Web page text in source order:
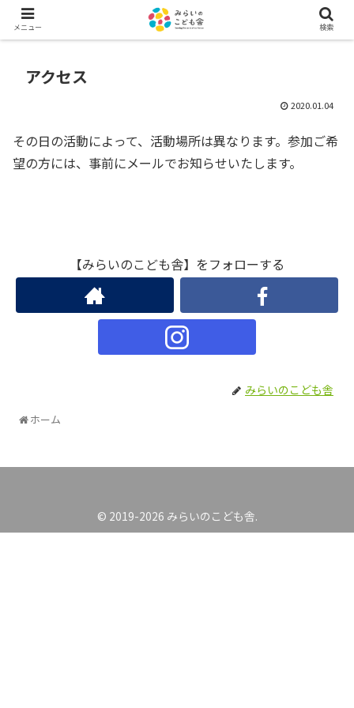
アクセス
2020.01.04
その日の活動によって、活動場所は異なります。参加ご希
望の方には、事前にメールでお知らせいたします。
【みらいのこども舎】をフォローする
みらいのこども舎
ホーム
© 2019-2026 みらいのこども舎.
メニュー 検索